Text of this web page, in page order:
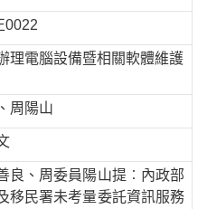
0022
理電腦設備暨相關軟體維護
周陽山
良、周委員陽山提︰內政部
移民署未考量委託資訊服務